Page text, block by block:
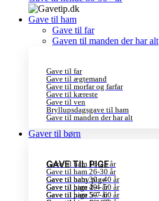
Gave til ham
Gave til far
Gaven til manden der har alt
Gave til far
Gave til ægtemand
Gave til morfar og farfar
Gave til kæreste
Gave til ven
Bryllupsdagsgave til ham
Gave til manden der har alt
Gave til ham 18-25 år
Gave til ham 26-30 år
Gave til ham 30 - 40 år
Gave til ham 40 - 50 år
Gave til ham 50 - 60 år
Gaver til børn
GAVE TIL PIGE
Gave til baby pige
Gave til pige 2-4 år
Gave til pige 5-7 år